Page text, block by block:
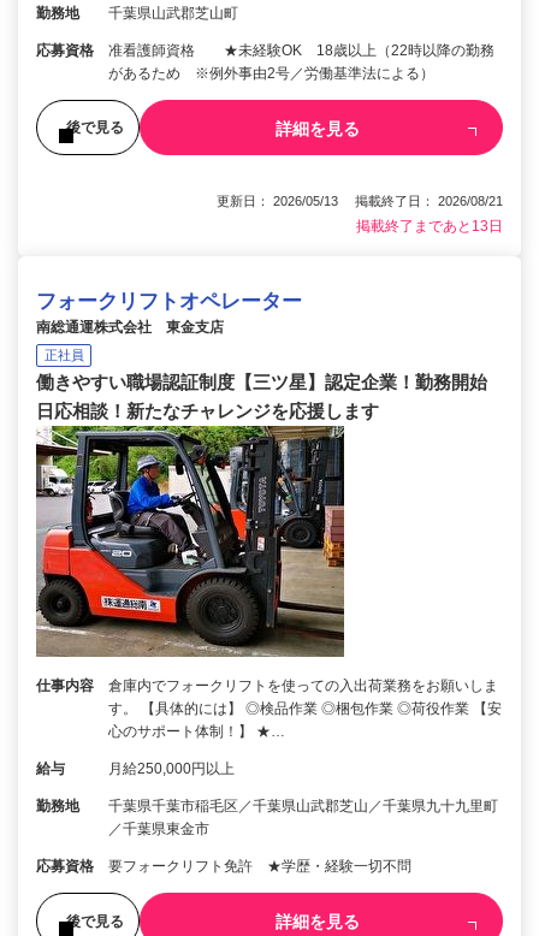
勤務地 千葉県山武郡芝山町
応募資格
准看護師資格 ★未経験OK 18歳以上（22時以降の勤務
があるため ※例外事由2号／労働基準法による）
後で見る 詳細を見る
更新日： 2026/05/13 掲載終了日： 2026/08/21
掲載終了まであと13日
フォークリフトオペレーター
南総通運株式会社 東金支店
正社員
働きやすい職場認証制度【三ツ星】認定企業！勤務開始
日応相談！新たなチャレンジを応援します
仕事内容
倉庫内でフォークリフトを使っての入出荷業務をお願いしま
す。 【具体的には】 ◎検品作業 ◎梱包作業 ◎荷役作業 【安
心のサポート体制！】 ★…
給与 月給250,000円以上
勤務地
千葉県千葉市稲毛区／千葉県山武郡芝山／千葉県九十九里町
／千葉県東金市
応募資格 要フォークリフト免許 ★学歴・経験一切不問
後で見る 詳細を見る